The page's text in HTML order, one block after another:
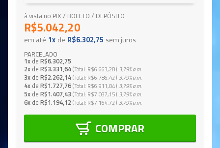
à vista no PIX / BOLETO / DEPÓSITO
R$5.042,20
em até 1x de R$6.302,75 sem juros
PARCELADO
1x de R$6.302,75
2x de R$3.331,64 Total R$6.663,28 3,79%a.m.
3x de R$2.262,14 Total R$6.786,42 3,79%a.m.
4x de R$1.727,76 Total R$6.911,04 3,79%a.m.
5x de R$1.407,43 Total R$7.037,15 3,79%a.m.
6x de R$1.194,12 Total R$7.164,72 3,79%a.m.
COMPRAR